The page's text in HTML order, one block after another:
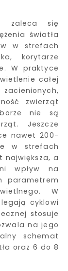
zaleca się
światła
w strefach
korytarze
W praktyce
całej
zwierząt
nie są
Jeszcze
nawet 200-
w strefach
największa, a
wpływ na
parametrem
W
cyklowi
stosuje
na jego
schemat
oraz 6 do 8